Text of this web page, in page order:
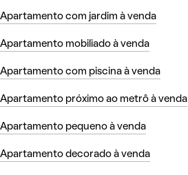
Apartamento com jardim à venda
Apartamento mobiliado à venda
Apartamento com piscina à venda
Apartamento próximo ao metrô à venda
Apartamento pequeno à venda
Apartamento decorado à venda